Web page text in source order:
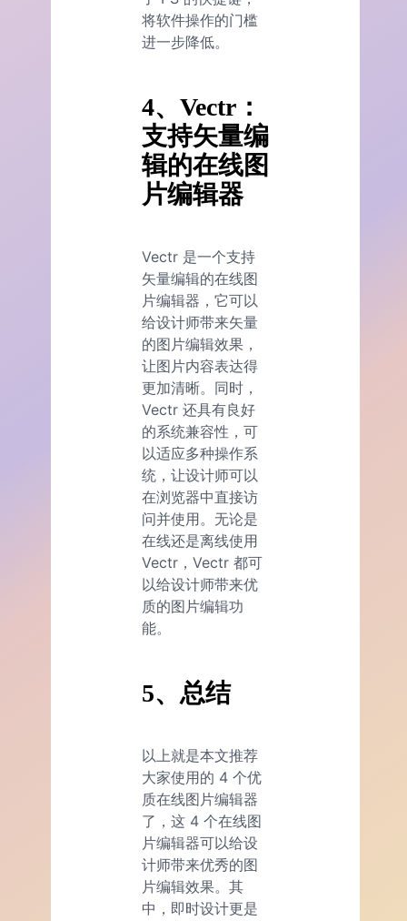
将软件操作的门槛
进一步降低。
4、Vectr：
支持矢量编
辑的在线图
片编辑器
Vectr 是一个支持
矢量编辑的在线图
片编辑器，它可以
给设计师带来矢量
的图片编辑效果，
让图片内容表达得
更加清晰。同时，
Vectr 还具有良好
的系统兼容性，可
以适应多种操作系
统，让设计师可以
在浏览器中直接访
问并使用。无论是
在线还是离线使用
Vectr，Vectr 都可
以给设计师带来优
质的图片编辑功
能。
5、总结
以上就是本文推荐
大家使用的 4 个优
质在线图片编辑器
了，这 4 个在线图
片编辑器可以给设
计师带来优秀的图
片编辑效果。其
中，即时设计更是